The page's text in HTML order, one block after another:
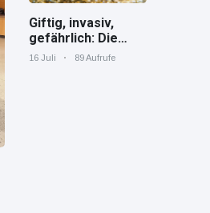
Giftig, invasiv,
gefährlich: Die
Spaßverderber im
16 Juli 89 Aufrufe